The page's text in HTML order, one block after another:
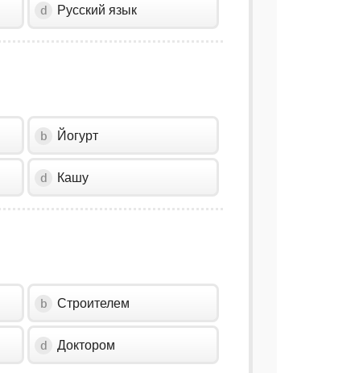
d Русский язык
b Йогурт
d Кашу
b Строителем
d Доктором